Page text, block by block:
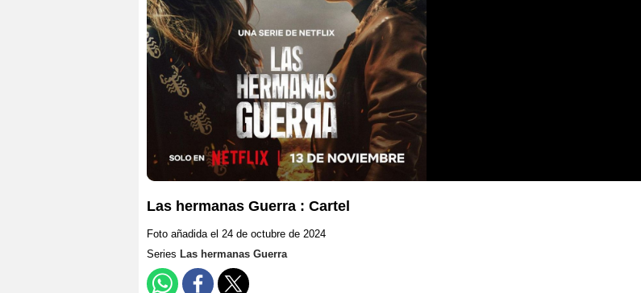
Las hermanas Guerra : Cartel
Foto añadida el 24 de octubre de 2024
Series Las hermanas Guerra